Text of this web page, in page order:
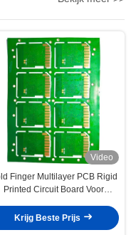
Video
Finger Multilayer PCB Rigid
Printed Circuit Board Voor
Krijg Beste Prijs